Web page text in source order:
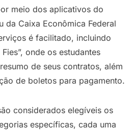
meio dos aplicativos do
da Caixa Econômica Federal
é facilitado, incluindo
onde os estudantes
de seus contratos, além
de boletos para pagamento.
considerados elegíveis os
específicas, cada uma